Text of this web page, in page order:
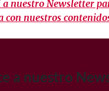
nuestro Newsletter
con nuestros
a nuestro